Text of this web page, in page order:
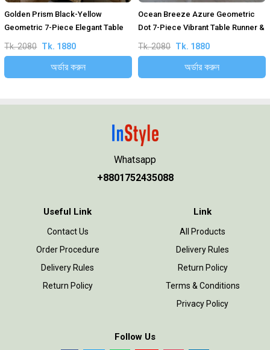
Golden Prism Black-Yellow
Geometric 7-Piece Elegant Table
Tk. 2080 Tk. 1880
অর্ডার করুন
Ocean Breeze Azure Geometric
Dot 7-Piece Vibrant Table Runner &
Tk. 2080 Tk. 1880
অর্ডার করুন
Whatsapp
+8801752435088
Useful Link
Contact Us
Order Procedure
Delivery Rules
Return Policy
Link
All Products
Delivery Rules
Return Policy
Terms & Conditions
Privacy Policy
Follow Us